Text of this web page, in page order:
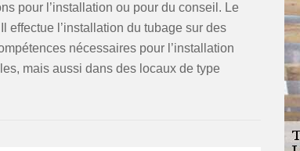
pour l’installation ou pour du conseil. Le
effectue l’installation du tubage sur des
nécessaires pour l’installation
mais aussi dans des locaux de type